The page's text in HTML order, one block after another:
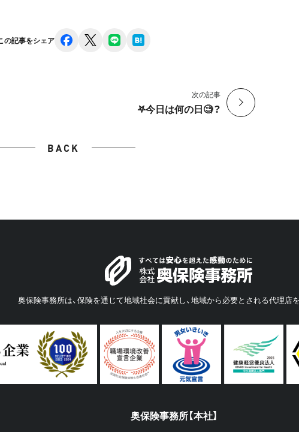
の記事をシェア facebook line
次の記事
𖤐今日は何の日🧐？
BACK
奥保険事務所は、保険を通じて地域社会に貢献し、地域から必要とされる代理店
奥保険事務所【本社】